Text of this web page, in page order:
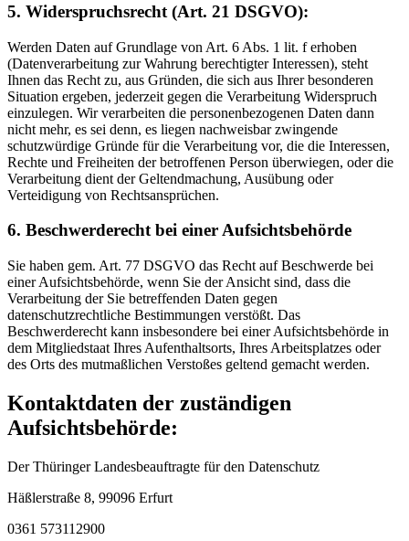
5. Widerspruchsrecht (Art. 21 DSGVO):
Werden Daten auf Grundlage von Art. 6 Abs. 1 lit. f erhoben
(Datenverarbeitung zur Wahrung berechtigter Interessen), steht
Ihnen das Recht zu, aus Gründen, die sich aus Ihrer besonderen
Situation ergeben, jederzeit gegen die Verarbeitung Widerspruch
einzulegen. Wir verarbeiten die personenbezogenen Daten dann
nicht mehr, es sei denn, es liegen nachweisbar zwingende
schutzwürdige Gründe für die Verarbeitung vor, die die Interessen,
Rechte und Freiheiten der betroffenen Person überwiegen, oder die
Verarbeitung dient der Geltendmachung, Ausübung oder
Verteidigung von Rechtsansprüchen.
6. Beschwerderecht bei einer Aufsichtsbehörde
Sie haben gem. Art. 77 DSGVO das Recht auf Beschwerde bei
einer Aufsichtsbehörde, wenn Sie der Ansicht sind, dass die
Verarbeitung der Sie betreffenden Daten gegen
datenschutzrechtliche Bestimmungen verstößt. Das
Beschwerderecht kann insbesondere bei einer Aufsichtsbehörde in
dem Mitgliedstaat Ihres Aufenthaltsorts, Ihres Arbeitsplatzes oder
des Orts des mutmaßlichen Verstoßes geltend gemacht werden.
Kontaktdaten der zuständigen
Aufsichtsbehörde:
Der Thüringer Landesbeauftragte für den Datenschutz
Häßlerstraße 8, 99096 Erfurt
0361 573112900